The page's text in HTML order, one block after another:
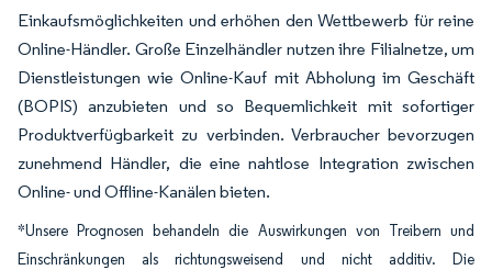
Einkaufsmöglichkeiten und erhöhen den Wettbewerb für reine
Online-Händler. Große Einzelhändler nutzen ihre Filialnetze, um
Dienstleistungen wie Online-Kauf mit Abholung im Geschäft
(BOPIS) anzubieten und so Bequemlichkeit mit sofortiger
Produktverfügbarkeit zu verbinden. Verbraucher bevorzugen
zunehmend Händler, die eine nahtlose Integration zwischen
Online- und Offline-Kanälen bieten.
*Unsere Prognosen behandeln die Auswirkungen von Treibern und
Einschränkungen als richtungsweisend und nicht additiv. Die